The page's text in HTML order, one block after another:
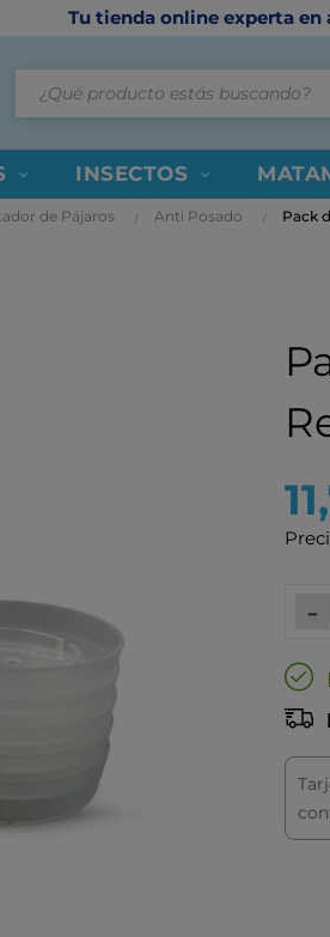
Tu tienda online experta en
INSECTOS
de Pájaros Anti Posado Pack
-